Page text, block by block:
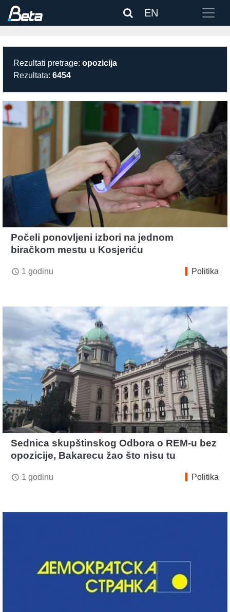
EN
Rezultati pretrage: opozicija
Rezultata: 6454
Počeli ponovljeni izbori na jednom
biračkom mestu u Kosjeriću
access_time 1 godinu Politika
Sednica skupštinskog Odbora o REM-u bez
opozicije, Bakarecu žao što nisu tu
access_time 1 godinu Politika